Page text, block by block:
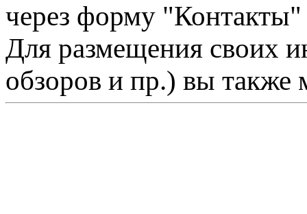
через форму "Контакты"
Для размещения своих
обзоров и пр.) вы также